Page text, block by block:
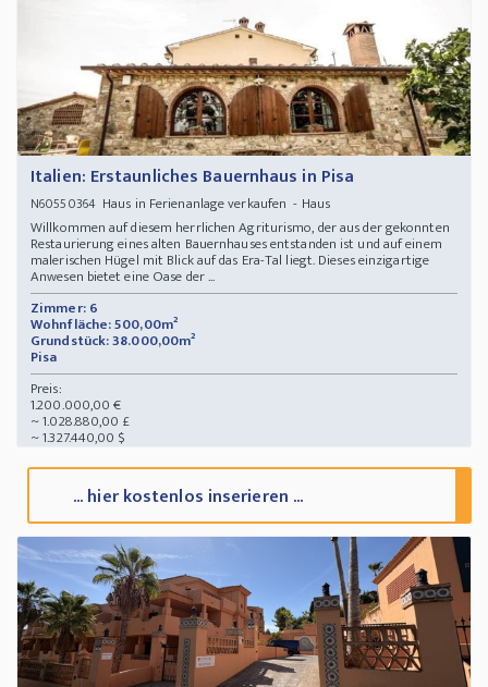
Italien: Erstaunliches Bauernhaus in Pisa
N60550364Haus in Ferienanlage verkaufen - Haus
Willkommen auf diesem herrlichen Agriturismo, der aus der gekonnten
Restaurierung eines alten Bauernhauses entstanden ist und auf einem
malerischen Hügel mit Blick auf das Era-Tal liegt. Dieses einzigartige
Anwesen bietet eine Oase der ...
Zimmer: 6
Wohnfläche: 500,00m²
Grundstück: 38.000,00m²
Pisa
Preis:
1.200.000,00 €
~ 1.028.880,00 £
~ 1.327.440,00 $
... hier kostenlos inserieren ...